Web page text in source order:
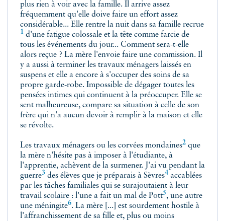
plus rien à voir avec la famille. Il arrive assez
fréquemment qu'elle doive faire un effort assez
considérable... Elle rentre la nuit dans sa famille recrue
1 d'une fatigue colossale et la tête comme farcie de
tous les événements du jour... Comment sera-t-elle
alors reçue ? La mère l'envoie faire une commission. Il
y a aussi à terminer les travaux ménagers laissés en
suspens et elle a encore à s'occuper des soins de sa
propre garde-robe. Impossible de dégager toutes les
pensées intimes qui continuent à la préoccuper. Elle se
sent malheureuse, compare sa situation à celle de son
frère qui n'a aucun devoir à remplir à la maison et elle
se révolte.
Les travaux ménagers ou les corvées mondaines2 que
la mère n'hésite pas à imposer à l'étudiante, à
l'apprentie, achèvent de la surmener. J'ai vu pendant la
guerre3 des élèves que je préparais à Sèvres4 accablées
par les tâches familiales qui se surajoutaient à leur
travail scolaire : l'une a fait un mal de Pott5, une autre
une méningite6. La mère [...] est sourdement hostile à
l'affranchissement de sa fille et, plus ou moins